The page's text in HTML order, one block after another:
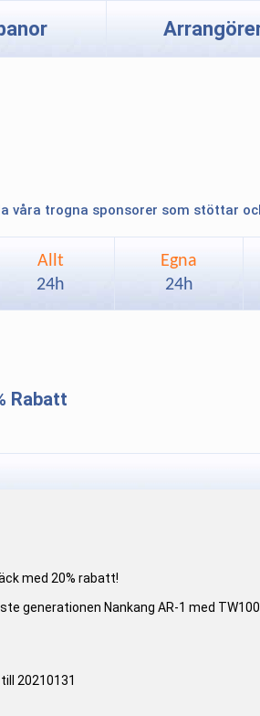
våra trogna sponsorer som stöttar
Allt
24h
Egna
24h
Rabatt
med 20% rabatt!
generationen Nankang AR-1 med TW100.
20210131